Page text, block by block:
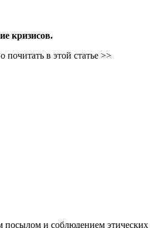
кризисов.
в этой статье >>
и соблюдением